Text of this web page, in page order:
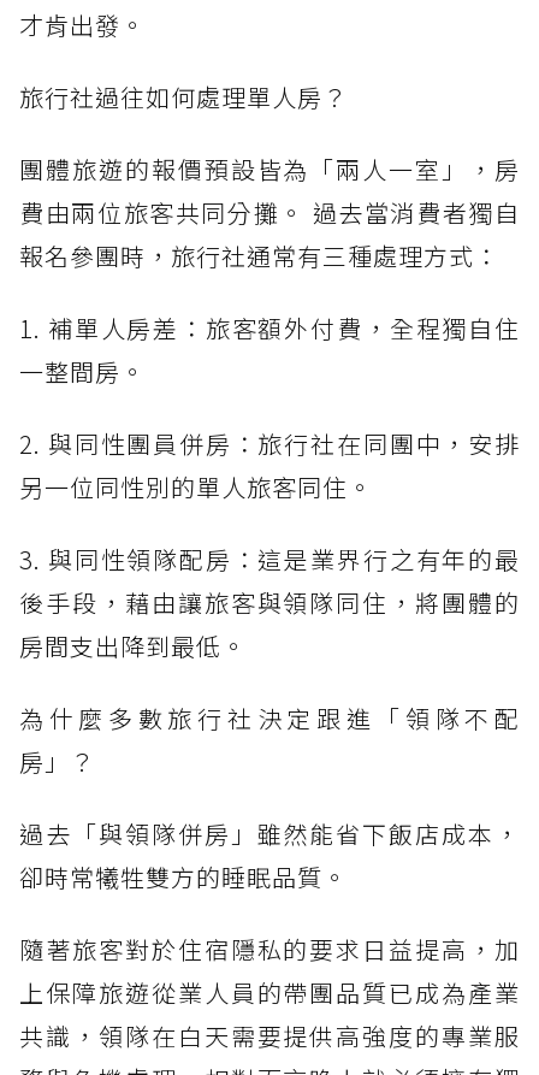
才肯出發。
旅行社過往如何處理單人房？
團體旅遊的報價預設皆為「兩人一室」，房
費由兩位旅客共同分攤。 過去當消費者獨自
報名參團時，旅行社通常有三種處理方式：
1. 補單人房差：旅客額外付費，全程獨自住
一整間房。
2. 與同性團員併房：旅行社在同團中，安排
另一位同性別的單人旅客同住。
3. 與同性領隊配房：這是業界行之有年的最
後手段，藉由讓旅客與領隊同住，將團體的
房間支出降到最低。
為什麼多數旅行社決定跟進「領隊不配
房」？
過去「與領隊併房」雖然能省下飯店成本，
卻時常犧牲雙方的睡眠品質。
隨著旅客對於住宿隱私的要求日益提高，加
上保障旅遊從業人員的帶團品質已成為產業
共識，領隊在白天需要提供高強度的專業服